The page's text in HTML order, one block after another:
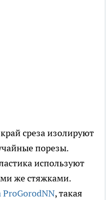
среза изолируют
порезы.
используют
же стяжками.
ProGorodNN, такая